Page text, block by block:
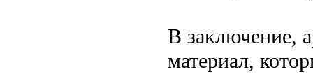
В заключение,
материал,